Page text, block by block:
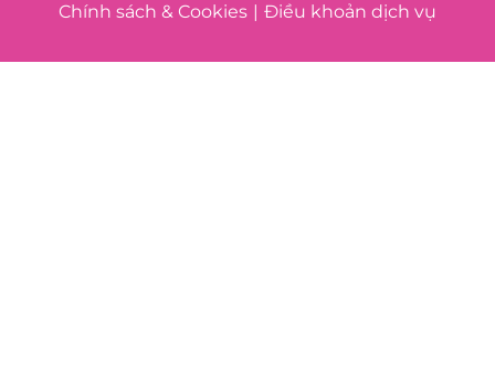
Chính sách & Cookies | Điều khoản dịch vụ